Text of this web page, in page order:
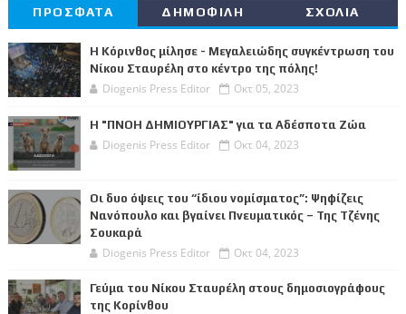
ΠΡΟΣΦΑΤΑ ΔΗΜΟΦΙΛΗ ΣΧΟΛΙΑ
Η Κόρινθος μίλησε - Μεγαλειώδης συγκέντρωση του
Νίκου Σταυρέλη στο κέντρο της πόλης!
Diogenis Press Editor Οκτ 05, 2023
Η "ΠΝΟΗ ΔΗΜΙΟΥΡΓΙΑΣ" για τα Αδέσποτα Ζώα
Diogenis Press Editor Οκτ 04, 2023
Οι δυο όψεις του “ίδιου νομίσματος”: Ψηφίζεις
Νανόπουλο και βγαίνει Πνευματικός – Της Τζένης
Σουκαρά
Diogenis Press Editor Οκτ 04, 2023
Γεύμα του Νίκου Σταυρέλη στους δημοσιογράφους
της Κορίνθου